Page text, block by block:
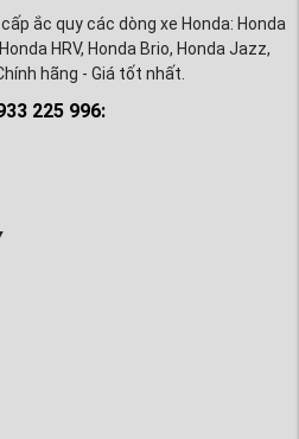
ắc quy các dòng xe Honda: Honda
HRV, Honda Brio, Honda Jazz,
hãng - Giá tốt nhất.
225 996: